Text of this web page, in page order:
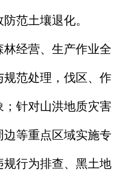
范土壤退化。
经营、生产作业全
范处理，伐区、作
针对山洪地质灾害
边等重点区域实施专
行为排查、黑土地